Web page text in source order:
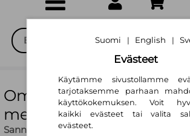
Omppu osaa : Minne
menevät?
Sanna Sofia Vuori,Cara Knuutinen
Suomi | English |
Evästeet
Käytämme sivustollamme
tarjotaksemme parhaan
käyttökokemuksen. Voit
kaikki evästeet tai valita
evästeet.